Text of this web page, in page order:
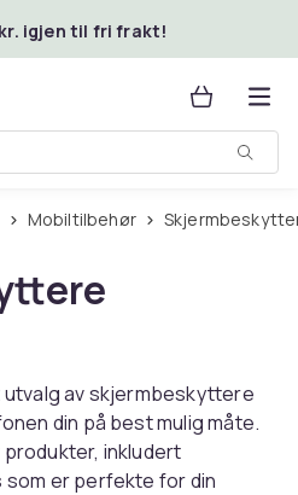
igjen til fri frakt!
Mobiltilbehør
utvalg av skjermbeskyttere
din på best mulig måte.
inkludert
er perfekte for din